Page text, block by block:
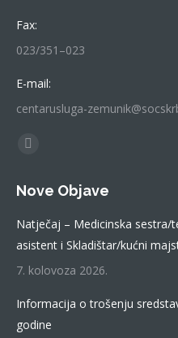
Fax:
023/351–023
E-mail:
centarusluga-
Find us on:
Facebook
opens
Nove Objave
Natječaj – Medicinska
asistent i Skladištar/kućni
7. kolovoza 2026.
Informacija o trošenju
godine